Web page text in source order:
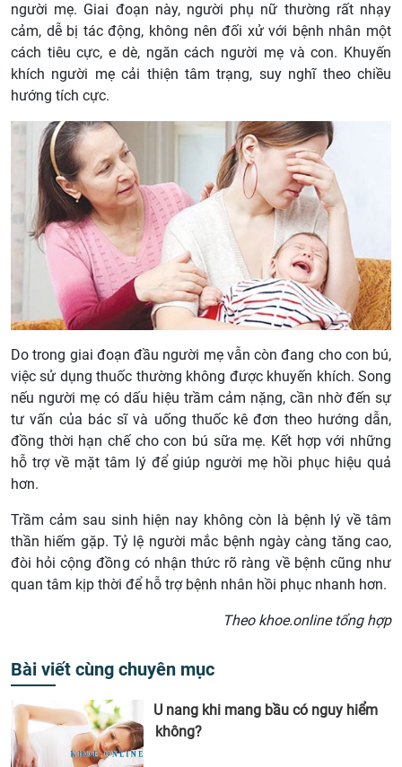
người mẹ. Giai đoạn này, người phụ nữ thường rất nhạy
cảm, dễ bị tác động, không nên đối xử với bệnh nhân một
cách tiêu cực, e dè, ngăn cách người mẹ và con. Khuyến
khích người mẹ cải thiện tâm trạng, suy nghĩ theo chiều
hướng tích cực.
Do trong giai đoạn đầu người mẹ vẫn còn đang cho con bú,
việc sử dụng thuốc thường không được khuyến khích. Song
nếu người mẹ có dấu hiệu trầm cảm nặng, cần nhờ đến sự
tư vấn của bác sĩ và uống thuốc kê đơn theo hướng dẫn,
đồng thời hạn chế cho con bú sữa mẹ. Kết hợp với những
hỗ trợ về mặt tâm lý để giúp người mẹ hồi phục hiệu quả
hơn.
Trầm cảm sau sinh hiện nay không còn là bệnh lý về tâm
thần hiếm gặp. Tỷ lệ người mắc bệnh ngày càng tăng cao,
đòi hỏi cộng đồng có nhận thức rõ ràng về bệnh cũng như
quan tâm kịp thời để hỗ trợ bệnh nhân hồi phục nhanh hơn.
Theo khoe.online tổng hợp
Bài viết cùng chuyên mục
U nang khi mang bầu có nguy hiểm
không?